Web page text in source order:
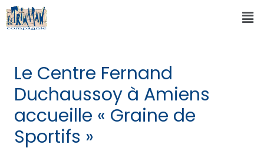
Le Centre Fernand
Duchaussoy à Amiens
accueille « Graine de
Sportifs »